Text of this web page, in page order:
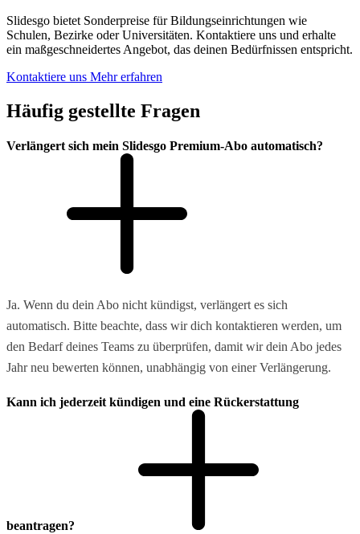
Slidesgo bietet Sonderpreise für Bildungseinrichtungen wie
Schulen, Bezirke oder Universitäten. Kontaktiere uns und erhalte
ein maßgeschneidertes Angebot, das deinen Bedürfnissen entspricht.
Kontaktiere uns Mehr erfahren
Häufig gestellte Fragen
Verlängert sich mein Slidesgo Premium-Abo automatisch?
Ja. Wenn du dein Abo nicht kündigst, verlängert es sich
automatisch. Bitte beachte, dass wir dich kontaktieren werden, um
den Bedarf deines Teams zu überprüfen, damit wir dein Abo jedes
Jahr neu bewerten können, unabhängig von einer Verlängerung.
Kann ich jederzeit kündigen und eine Rückerstattung
beantragen?